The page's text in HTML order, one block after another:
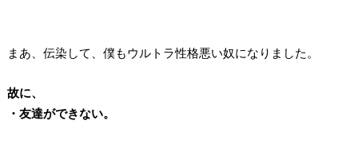
まあ、伝染して、僕もウルトラ性格悪い奴になりました。
故に、
・友達ができない。